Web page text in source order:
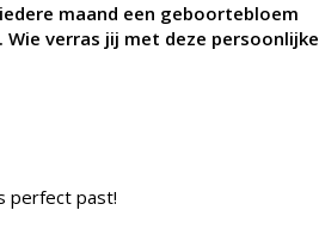
maand een geboortebloem
verras jij met deze persoonlijke
perfect past!